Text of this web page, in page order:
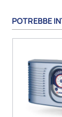
POTREBBE